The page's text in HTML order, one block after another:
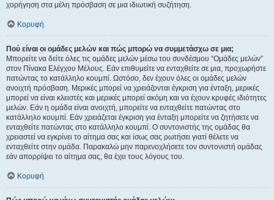
χορήγηση στα μέλη πρόσβαση σε μια ιδιωτική συζήτηση.
Κορυφή
Πού είναι οι ομάδες μελών και πώς μπορώ να συμμετάσχω σε μια;
Μπορείτε να δείτε όλες τις ομάδες μελών μέσω του συνδέσμου “Ομάδες μελών”
στον Πίνακα Ελέγχου Μέλους. Εάν επιθυμείτε να ενταχθείτε σε μια, προχωρήστε
πατώντας το κατάλληλο κουμπί. Ωστόσο, δεν έχουν όλες οι ομάδες μελών
ανοιχτή πρόσβαση. Μερικές μπορεί να χρειάζονται έγκριση για ένταξη, μερικές
μπορεί να είναι κλειστές και μερικές μπορεί ακόμη και να έχουν κρυφές ιδιότητες
μελών. Εάν η ομάδα είναι ανοιχτή, μπορείτε να ενταχθείτε πατώντας στο
κατάλληλο κουμπί. Εάν χρειάζεται έγκριση για ένταξη μπορείτε να ζητήσετε να
ενταχθείτε πατώντας στο κατάλληλο κουμπί. Ο συντονιστής της ομάδας θα
χρειαστεί να εγκρίνει το αίτημα σας και ίσως σας ρωτήσει γιατί θέλετε να
ενταχθείτε στην ομάδα. Παρακαλώ μην παρενοχλήσετε τον συντονιστή ομάδας
εάν απορρίψει το αίτημα σας, θα έχει τους λόγους του.
Κορυφή